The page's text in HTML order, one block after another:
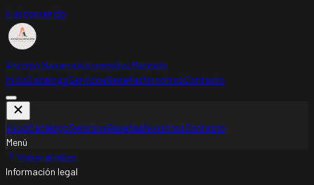
Ir al contenido
Antonio NavarroAutomóviles Mericala
InicioCatálogoServiciosReseñasNosotrosContacto
InicioCatálogoServiciosReseñasNosotrosContacto
Menú
Volver al inicio
Información legal